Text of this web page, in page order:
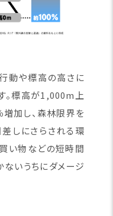
動や標高の高さに
。標高が1,000m上
加し、森林限界を
しにさらされる環
い物などの短時間
いうちにダメージ